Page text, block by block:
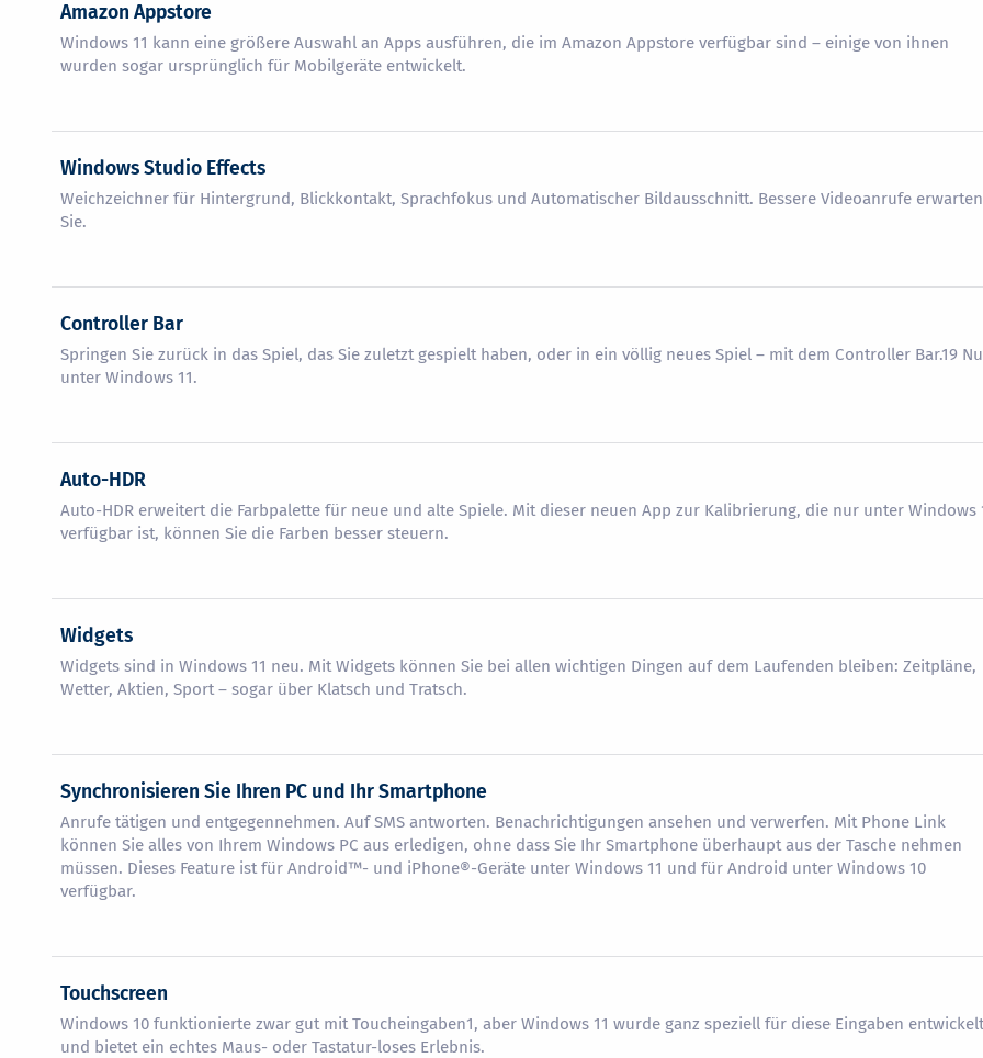
Amazon Appstore
Windows 11 kann eine größere Auswahl an Apps ausführen, die im Amazon Appstore verfügbar sind – einige von ihnen
wurden sogar ursprünglich für Mobilgeräte entwickelt.
Windows Studio Effects
Weichzeichner für Hintergrund, Blickkontakt, Sprachfokus und Automatischer Bildausschnitt. Bessere Videoanrufe erwarten
Sie.
Controller Bar
Springen Sie zurück in das Spiel, das Sie zuletzt gespielt haben, oder in ein völlig neues Spiel – mit dem Controller Bar.19
unter Windows 11.
Auto-HDR
Auto-HDR erweitert die Farbpalette für neue und alte Spiele. Mit dieser neuen App zur Kalibrierung, die nur unter Windows
verfügbar ist, können Sie die Farben besser steuern.
Widgets
Widgets sind in Windows 11 neu. Mit Widgets können Sie bei allen wichtigen Dingen auf dem Laufenden bleiben: Zeitpläne,
Wetter, Aktien, Sport – sogar über Klatsch und Tratsch.
Synchronisieren Sie Ihren PC und Ihr Smartphone
Anrufe tätigen und entgegennehmen. Auf SMS antworten. Benachrichtigungen ansehen und verwerfen. Mit Phone Link
können Sie alles von Ihrem Windows PC aus erledigen, ohne dass Sie Ihr Smartphone überhaupt aus der Tasche nehmen
müssen. Dieses Feature ist für Android™- und iPhone®-Geräte unter Windows 11 und für Android unter Windows 10
verfügbar.
Touchscreen
Windows 10 funktionierte zwar gut mit Toucheingaben1, aber Windows 11 wurde ganz speziell für diese Eingaben entwickelt
und bietet ein echtes Maus- oder Tastatur-loses Erlebnis.